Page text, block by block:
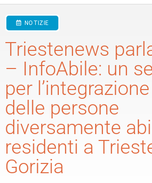
NOTIZIE
Triestenews
– InfoAbile: un
per
delle persone
diversamente
residenti a
Gorizia